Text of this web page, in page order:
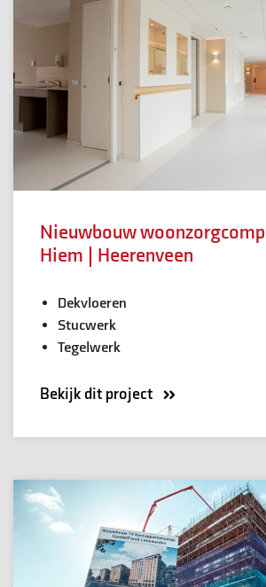
Nieuwbouw
Hiem | Heerenveen
Dekvloeren
Stucwerk
Tegelwerk
Bekijk dit project